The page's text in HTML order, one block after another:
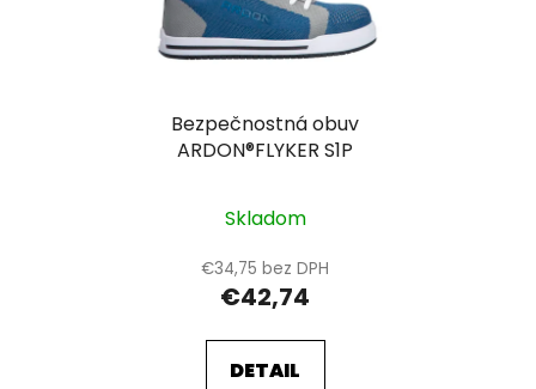
Bezpečnostná obuv
ARDON®FLYKER S1P
Skladom
€34,75 bez DPH
€42,74
DETAIL